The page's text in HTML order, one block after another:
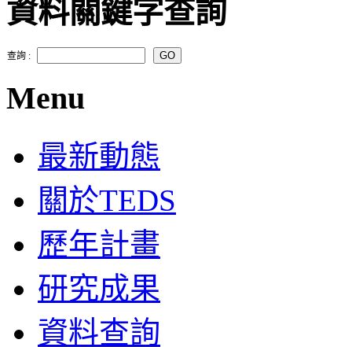
資料關鍵字查詢
查詢 :
Menu
最新動態
關於TEDS
歷年計畫
研究成果
資料查詢